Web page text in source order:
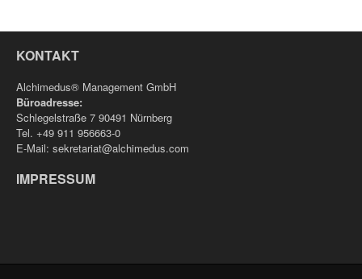
KONTAKT
Alchimedus® Management GmbH
Büroadresse:
Schlegelstraße 7 90491 Nürnberg
Tel. +49 911 956663-0
E-Mail: sekretariat@alchimedus.com
IMPRESSUM